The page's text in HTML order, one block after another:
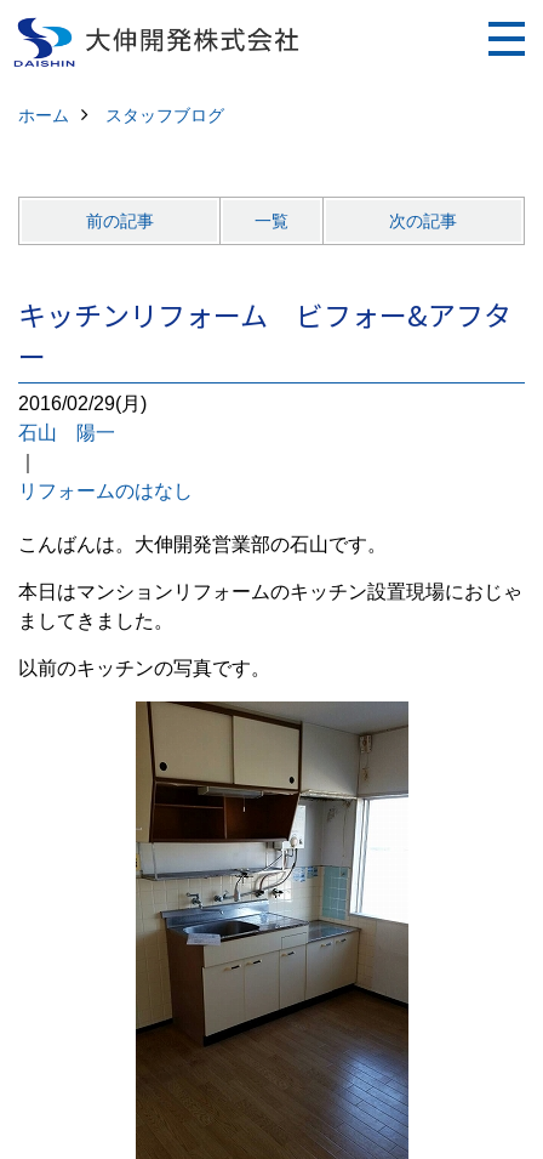
ホーム スタッフブログ
前の記事 一覧 次の記事
キッチンリフォーム ビフォー&アフタ
ー
2016/02/29(月)
石山 陽一
リフォームのはなし
こんばんは。大伸開発営業部の石山です。
本日はマンションリフォームのキッチン設置現場におじゃ
ましてきました。
以前のキッチンの写真です。